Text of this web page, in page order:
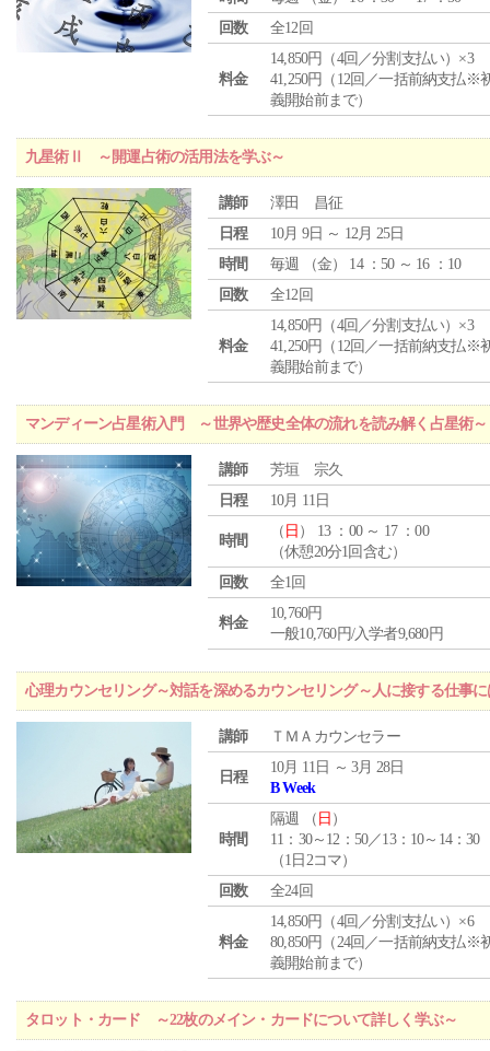
回数
全12回
料金
14,850円（4回／分割支払い）×3
41,250円（12回／一括前納支払※
義開始前まで）
九星術Ⅱ ～開運占術の活用法を学ぶ～
講師
澤田 昌征
日程
10月 9日 ～ 12月 25日
時間
毎週 （金） 14 ：50 ～ 16 ：10
回数
全12回
料金
14,850円（4回／分割支払い）×3
41,250円（12回／一括前納支払※
義開始前まで）
マンディーン占星術入門 ～世界や歴史全体の流れを読み解く占星術～
講師
芳垣 宗久
日程
10月 11日
時間
（ 日 ） 13 ：00 ～ 17 ：00
（休憩20分1回含む）
回数
全1回
料金
10,760円
一般10,760円/入学者9,680円
心理カウンセリング～対話を深めるカウンセリング～人に接する仕事
講師 ＴＭＡカウンセラー
日程
10月 11日 ～ 3月 28日
B Week
時間
隔週 （ 日 ）
11：30～12：50／13：10～14：30
（1日2コマ）
回数
全24回
料金
14,850円（4回／分割支払い）×6
80,850円（24回／一括前納支払※
義開始前まで）
タロット・カード ～22枚のメイン・カードについて詳しく学ぶ～